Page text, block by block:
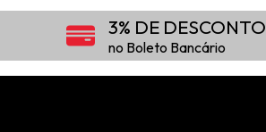
3% DE DESCONTO
no Boleto Bancário